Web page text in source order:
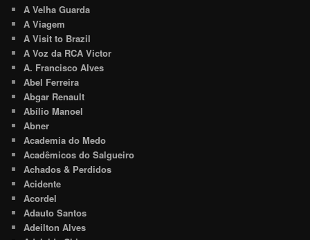
A Velha Guarda
A Viagem
A Visit to Brazil
A Voz da RCA Victor
A. Francisco Alves
Abel Ferreira
Abgar Renault
Abílio Manoel
Abner
Academia do Medo
Acadêmicos do Salgueiro
Achados & Perdidos
Acidente
Acordel
Adauto Santos
Adeilton Alves